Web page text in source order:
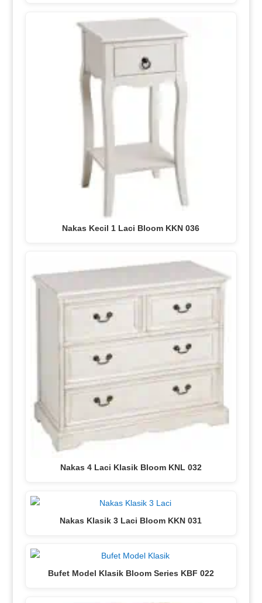
Nakas Kecil 1 Laci Bloom KKN 036
Nakas 4 Laci Klasik Bloom KNL 032
Nakas Klasik 3 Laci Bloom KKN 031
Bufet Model Klasik Bloom Series KBF 022